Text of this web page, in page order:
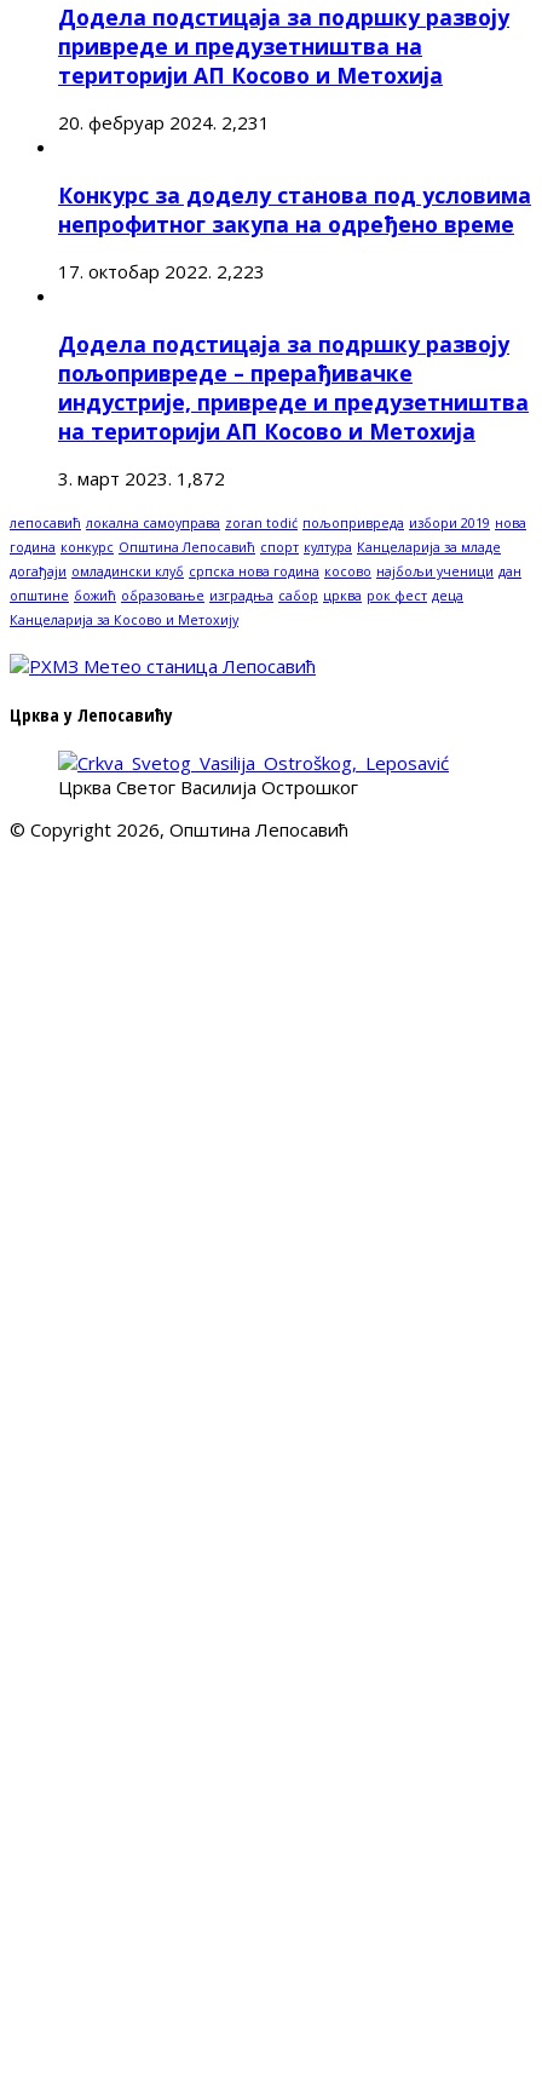
Додела подстицаја за подршку развоју
привреде и предузетништва на
територији АП Косово и Метохија
20. фебруар 2024. 2,231
Конкурс за доделу станова под условима
непрофитног закупа на одређено време
17. октобар 2022. 2,223
Додела подстицаја за подршку развоју
пољопривреде – прерађивачке
индустрије, привреде и предузетништва
на територији АП Косово и Метохија
3. март 2023. 1,872
лепосавић локална самоуправа zoran todić пољопривреда избори 2019 нова
година конкурс Општина Лепосавић спорт култура Канцеларија за младе
догађаји омладински клуб српска нова година косово најбољи ученици дан
општине божић образовање изградња сабор црква рок фест деца
Канцеларија за Косово и Метохију
Црква у Лепосавићу
Црква Светог Василија Острошког
© Copyright 2026, Општина Лепосавић